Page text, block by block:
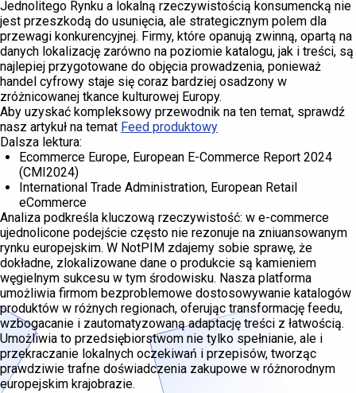
Jednolitego Rynku a lokalną rzeczywistością konsumencką nie
jest przeszkodą do usunięcia, ale strategicznym polem dla
przewagi konkurencyjnej. Firmy, które opanują zwinną, opartą na
danych lokalizację zarówno na poziomie katalogu, jak i treści, są
najlepiej przygotowane do objęcia prowadzenia, ponieważ
handel cyfrowy staje się coraz bardziej osadzony w
zróżnicowanej tkance kulturowej Europy.
Aby uzyskać kompleksowy przewodnik na ten temat, sprawdź
nasz artykuł na temat Feed produktowy
Dalsza lektura:
Ecommerce Europe, European E-Commerce Report 2024
(CMI2024)
International Trade Administration, European Retail
eCommerce
Analiza podkreśla kluczową rzeczywistość: w e-commerce
ujednolicone podejście często nie rezonuje na zniuansowanym
rynku europejskim. W NotPIM zdajemy sobie sprawę, że
dokładne, zlokalizowane dane o produkcie są kamieniem
węgielnym sukcesu w tym środowisku. Nasza platforma
umożliwia firmom bezproblemowe dostosowywanie katalogów
produktów w różnych regionach, oferując transformację feedu,
wzbogacanie i zautomatyzowaną adaptację treści z łatwością.
Umożliwia to przedsiębiorstwom nie tylko spełnianie, ale i
przekraczanie lokalnych oczekiwań i przepisów, tworząc
prawdziwie trafne doświadczenia zakupowe w różnorodnym
europejskim krajobrazie.